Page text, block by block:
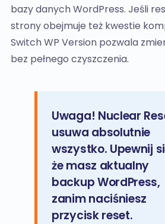
bazy danych WordPress. Jeśli
strony obejmuje też kwestie
Switch WP Version pozwala
bez pełnego czyszczenia.
Uwaga! Nuclear
usuwa absolutnie
wszystko. Upewnij
że masz aktualny
backup WordPress,
zanim naciśniesz
przycisk reset.